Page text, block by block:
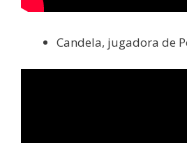
Candela, jugadora de